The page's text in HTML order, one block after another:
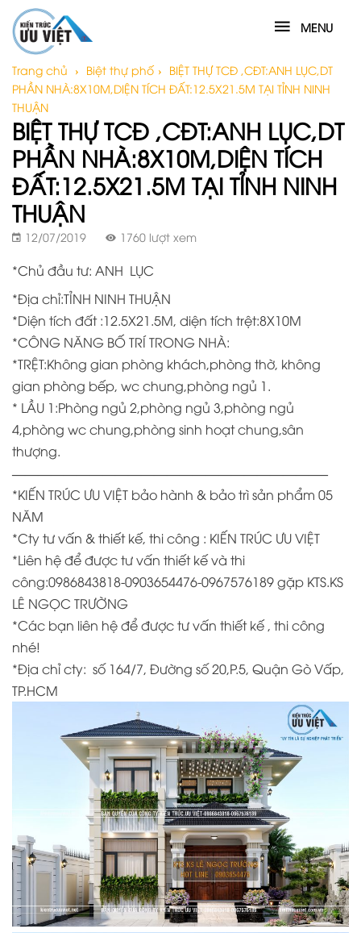
MENU
Trang chủ › Biệt thự phố › BIỆT THỰ TCĐ ,CĐT:ANH LỤC,DT
PHẦN NHÀ:8X10M,DIỆN TÍCH ĐẤT:12.5X21.5M TẠI TỈNH NINH
THUẬN
BIỆT THỰ TCĐ ,CĐT:ANH LỤC,DT
PHẦN NHÀ:8X10M,DIỆN TÍCH
ĐẤT:12.5X21.5M TẠI TỈNH NINH
THUẬN
12/07/2019 1760 lượt xem
*Chủ đầu tư: ANH LỤC
*Địa chỉ:TỈNH NINH THUẬN
*Diện tích đất :12.5X21.5M, diện tích trệt:8X10M
*CÔNG NĂNG BỐ TRÍ TRONG NHÀ:
*TRỆT:Không gian phòng khách,phòng thờ, không
gian phòng bếp, wc chung,phòng ngủ 1.
* LẦU 1:Phòng ngủ 2,phòng ngủ 3,phòng ngủ
4,phòng wc chung,phòng sinh hoạt chung,sân
thượng.
————————————————————————–
*KIẾN TRÚC ƯU VIỆT bảo hành & bảo trì sản phẩm 05
NĂM
*Cty tư vấn & thiết kế, thi công : KIẾN TRÚC ƯU VIỆT
*Liên hệ để được tư vấn thiết kế và thi
công:0986843818-0903654476-0967576189 gặp KTS.KS
LÊ NGỌC TRƯỜNG
*Các bạn liên hệ để được tư vấn thiết kế , thi công
nhé!
*Địa chỉ cty: số 164/7, Đường số 20,P.5, Quận Gò Vấp,
TP.HCM